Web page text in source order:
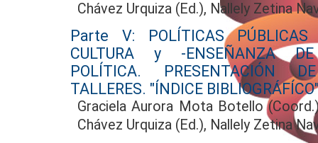
Chávez Urquiza (Ed.), Nallely Zetina
Parte V: POLÍTICAS
CULTURA y -ENSEÑANZA DE
POLÍTICA. PRESENTACIÓN
TALLERES. "ÍNDICE
Graciela Aurora Mota Botello
Chávez Urquiza (Ed.), Nallely Zetina